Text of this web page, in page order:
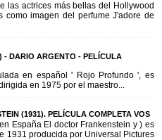
las actrices más bellas del Hollywood
como imagen del perfume J'adore de
- DARIO ARGENTO - PELÍCULA
en español ' Rojo Profundo ', es
en 1975 por el maestro...
(1931). PELÍCULA COMPLETA VOS
España El doctor Frankenstein y ) es
1931 producida por Universal Pictures